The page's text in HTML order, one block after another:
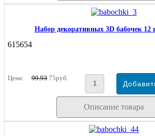
Набор декоративных 3D бабочек
615654
Цена: 99.93 75руб.
Описание товара